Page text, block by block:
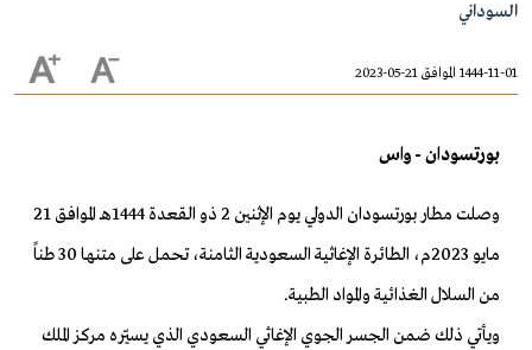
السوداني
1444-11-01 الموافق 21-05-2023
بورتسودان - واس
وصلت مطار بورتسودان الدولي يوم الإثنين 2 ذو القعدة 1444هـ الموافق 21
مايو 2023م، الطائرة الإغاثية السعودية الثامنة، تحمل على متنها 30 طناً
من السلال الغذائية والمواد الطبية.
ويأتي ذلك ضمن الجسر الجوي الإغاثي السعودي الذي يسيّره مركز الملك